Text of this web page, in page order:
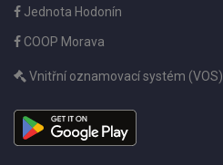
Jednota Hodonín
COOP Morava
Vnitřní oznamovací systém (VOS)